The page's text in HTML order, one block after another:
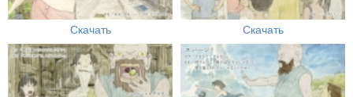
Скачать Скачать